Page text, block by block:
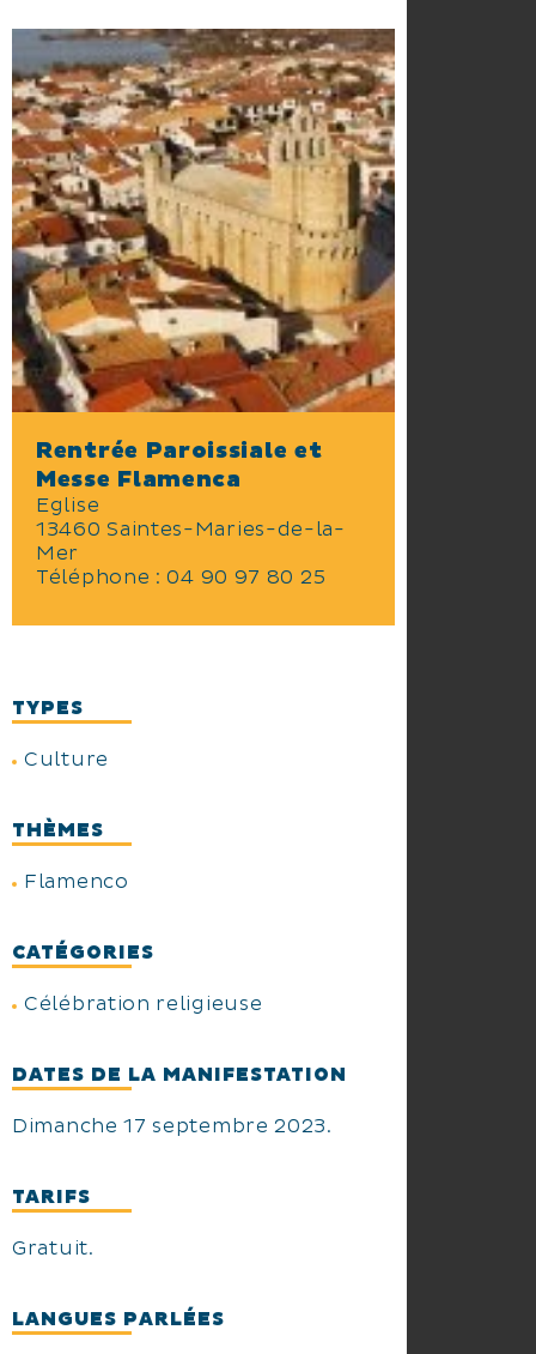
Rentrée Paroissiale et
Messe Flamenca
Eglise
13460 Saintes-Maries-de-la-
Mer
Téléphone :04 90 97 80 25
TYPES
Culture
THÈMES
Flamenco
CATÉGORIES
Célébration religieuse
DATES DE LA MANIFESTATION
Dimanche 17 septembre 2023.
TARIFS
Gratuit.
LANGUES PARLÉES